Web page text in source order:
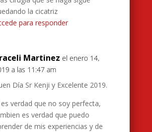
la cicatriz
para responder
Martinez el enero 14,
a las 11:47 am
Día Sr Kenji y Excelente 2019.
es verdad que no soy perfecta,
es verdad que puedo
de mis experiencias y de